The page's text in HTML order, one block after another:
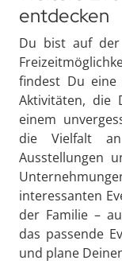
entdecken
Du bist auf der
findest Du eine
Aktivitäten, die
einem
die Vielfalt an
Ausstellungen
interessanten
der Familie –
das passende
und plane